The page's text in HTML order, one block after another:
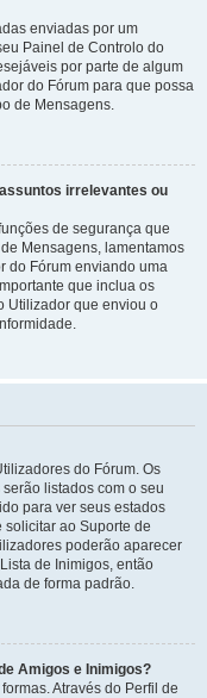
enviadas por um
Painel de Controlo do
por parte de algum
do Fórum para que possa
de Mensagens.
irrelevantes ou
de segurança que
Mensagens, lamentamos
do Fórum enviando uma
que inclua os
Utilizador que enviou o
do Fórum. Os
listados com o seu
para ver seus estados
ao Suporte de
poderão aparecer
de Inimigos, então
de forma padrão.
Amigos e Inimigos?
Através do Perfil de